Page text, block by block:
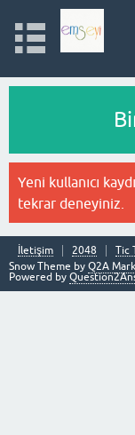
Yeni kullanıcı
tekrar deneyiniz.
İletişim 2048 Tic
Snow Theme by Q2A
Powered by